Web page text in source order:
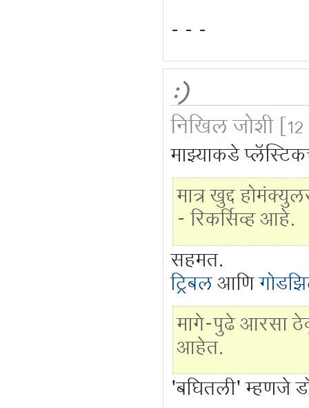
- - -
:)
निखिल जोशी [12
माझ्याकडे
मात्र खुद्द
- रिकर्सिव्ह आहे.
सहमत.
ट्रिबलआणि
मागे-पुढे आरसा
आहेत.
'बघितली' म्हणजे